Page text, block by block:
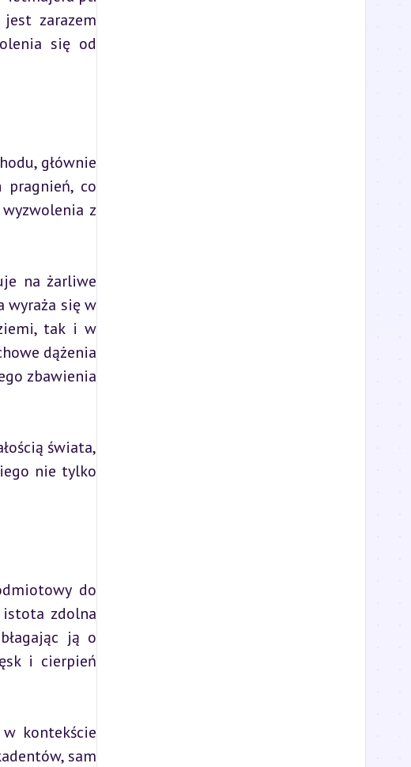
zarazem
się od
głównie
pragnień, co
z
na żarliwe
wyraża się w
tak i w
dążenia
zbawienia
świata,
nie tylko
do
zdolna
ją o
i cierpień
kontekście
sam